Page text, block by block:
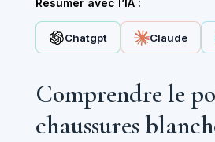
Résumer avec l’IA :
Chatgpt Claude
Comprendre le
chaussures